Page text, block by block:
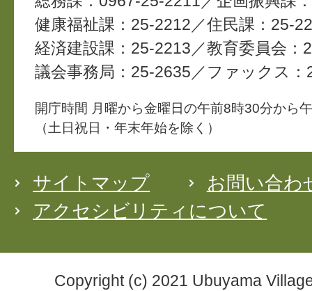
健康福祉課：25-2212
住民課：25-
経済建設課：25-2213
教育委員会：
議会事務局：25-2635
ファックス：
開庁時間 月曜から金曜日の午前8時30分から
（土日祝日・年末年始を除く）
サイトマップ
お問い合わ
アクセシビリティについて
Copyright (c) 2021 Ubuyama